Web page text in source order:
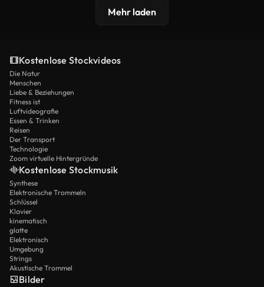
Mehr laden
Kostenlose Stockvideos
Die Natur
Menschen
Liebe & Beziehungen
Fitness ist
Luftvideografie
Essen & Trinken
Reisen
Der Transport
Technologie
Zoom virtuelle Hintergründe
Kostenlose Stockmusik
Synthese
Elektronische Trommeln
Schlüssel
Klavier
kinematisch
glatte
Elektronisch
Umgebung
Strings
Akustische Trommel
Bilder